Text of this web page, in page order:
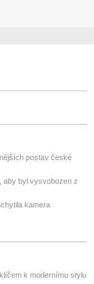
postav české
aby byl vysvobozen z
kamera
k modernímu stylu